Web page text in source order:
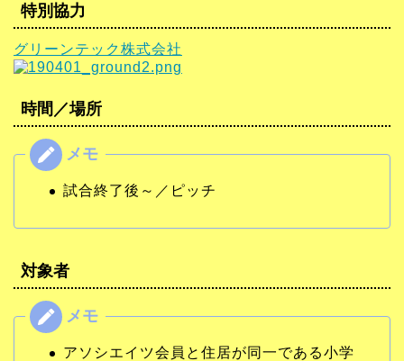
特別協力
グリーンテック株式会社
時間／場所
試合終了後～／ピッチ
対象者
アソシエイツ会員と住居が同一である小学